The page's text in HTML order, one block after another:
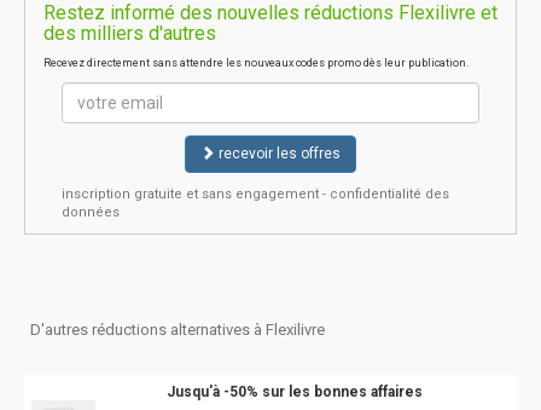
Restez informé des nouvelles réductions Flexilivre et
des milliers d'autres
Recevez directement sans attendre les nouveaux codes promo dès leur publication.
recevoir les offres
inscription gratuite et sans engagement - confidentialité des
données
D'autres réductions alternatives à Flexilivre
Jusqu'à -50% sur les bonnes affaires